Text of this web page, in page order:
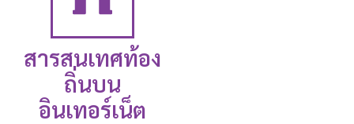
สารสนเทศท้อง
ถิ่นบน
อินเทอร์เน็ต